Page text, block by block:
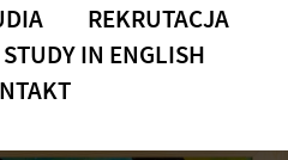
REKRUTACJA
STUDY IN ENGLISH